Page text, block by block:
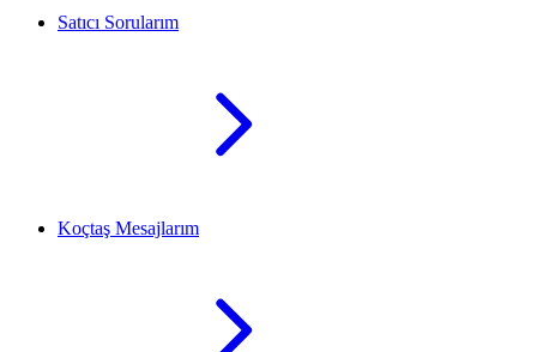
Satıcı Sorularım
Koçtaş Mesajlarım